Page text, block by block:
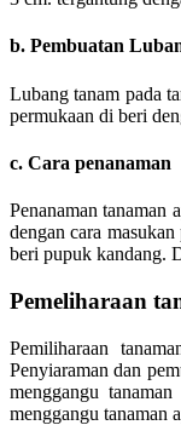
b. Pembuatan
Lubang tanam pada
permukaan di beri
c. Cara penanaman
Penanaman tanaman
dengan cara
beri pupuk kandang.
Pemeliharaan
Pemiliharaan
Penyiaraman dan
menggangu
menggangu tanaman